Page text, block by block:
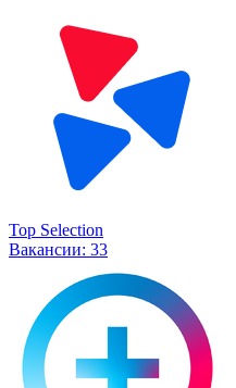
Top Selection
Вакансии: 33